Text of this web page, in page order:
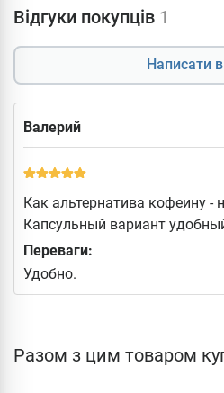
Відгуки покупців 1
Написати
Валерий
Как альтернатива кофеину -
Капсульный вариант
Переваги:
Удобно.
Разом з цим товаром